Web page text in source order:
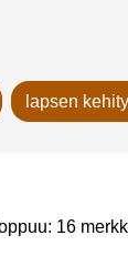
lapsen
16